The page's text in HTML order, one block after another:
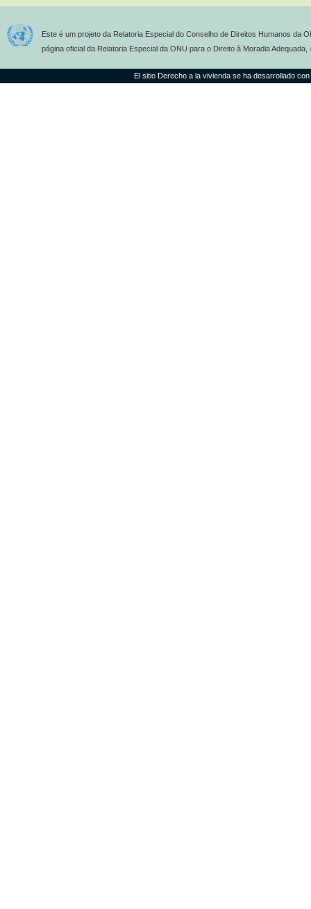
Este é um projeto da Relatoria Especial do Conselho de Direitos Humanos da
página oficial da Relatoria Especial da ONU para o Direito à Moradia Adequada,
El sitio Derecho a la vivienda se ha desarrollado